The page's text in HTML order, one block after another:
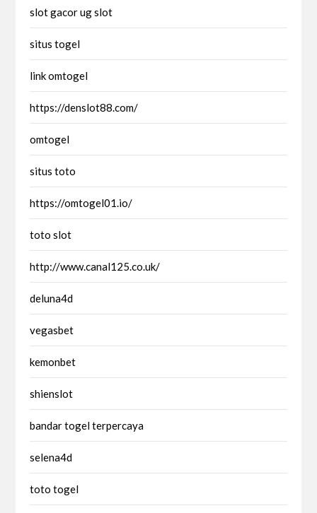
slot gacor ug slot
situs togel
link omtogel
https://denslot88.com/
omtogel
situs toto
https://omtogel01.io/
toto slot
http://www.canal125.co.uk/
deluna4d
vegasbet
kemonbet
shienslot
bandar togel terpercaya
selena4d
toto togel